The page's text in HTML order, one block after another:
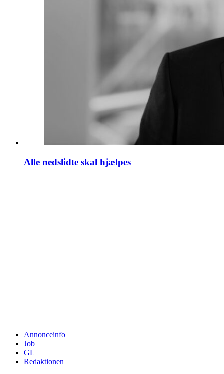
Alle nedslidte skal hjælpes
Annonceinfo
Job
GL
Redaktionen